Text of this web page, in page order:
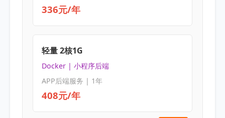
336元/年
轻量 2核1G
Docker | 小程序后端
APP后端服务 | 1年
408元/年